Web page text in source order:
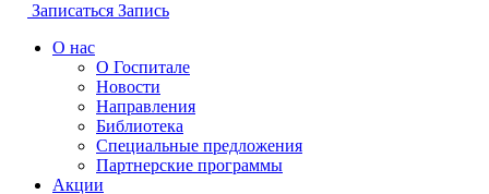
Записаться Запись
О нас
О Госпитале
Новости
Направления
Библиотека
Специальные предложения
Партнерские программы
Акции